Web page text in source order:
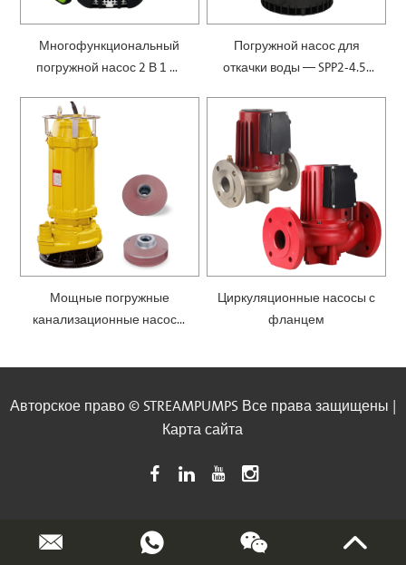
Многофункциональный
погружной насос 2 В 1 —
Погружной насос для
откачки воды — SPP2-4.5-
Мощные погружные
канализационные насосы
Циркуляционные насосы с
фланцем
Авторское право © STREAMPUMPS Все права защищены |
Карта сайта